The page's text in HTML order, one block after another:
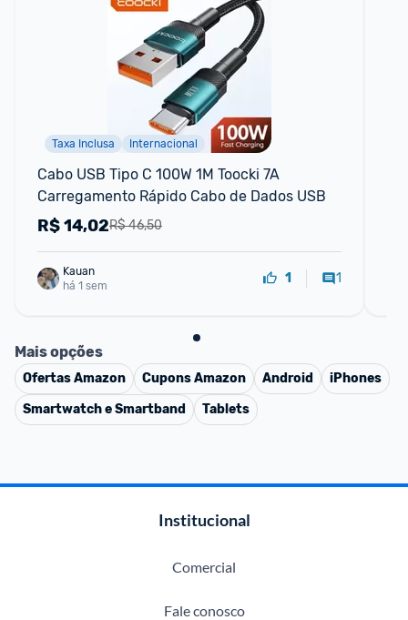
Taxa Inclusa Internacional
Cabo USB Tipo C 100W 1M Toocki 7A
Carregamento Rápido Cabo de Dados USB
R$ 46,50
R$14,02
Kauan
há 1 sem
1 1
Mais opções
OfertasAmazon CuponsAmazon Android
iPhones
Smartwatch e Smartband
Tablets
Institucional
Comercial
Fale conosco